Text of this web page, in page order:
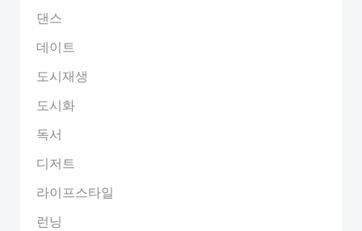
댄스
데이트
도시재생
도시화
독서
디저트
라이프스타일
런닝